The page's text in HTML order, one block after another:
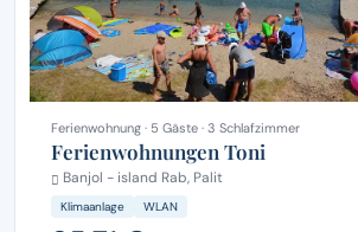
Ferienwohnung · 5 Gäste · 3 Schlafzimmer
Ferienwohnungen Toni
Banjol - island Rab, Palit
Klimaanlage WLAN